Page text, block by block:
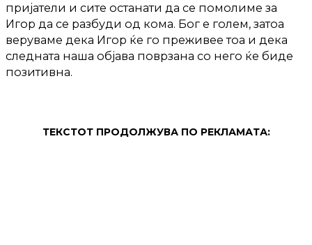
пријатели и сите останати да се помолиме за
Игор да се разбуди од кома. Бог е голем, затоа
веруваме дека Игор ќе го преживее тоа и дека
следната наша објава поврзана со него ќе биде
позитивна.
ТЕКСТОТ ПРОДОЛЖУВА ПО РЕКЛАМАТА: